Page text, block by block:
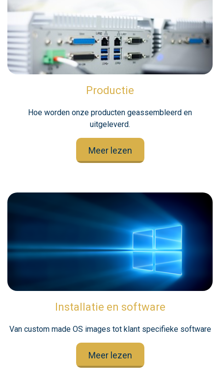
Productie
Hoe worden onze producten geassembleerd en
uitgeleverd.
Meer lezen
Installatie en software
Van custom made OS images tot klant specifieke software
Meer lezen